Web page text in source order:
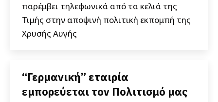
παρέμβει τηλεφωνικά από τα κελιά της
Τιμής στην αποψινή πολιτική εκπομπή της
Χρυσής Αυγής
“Γερμανική” εταιρία
εμπορεύεται τον Πολιτισμό μας